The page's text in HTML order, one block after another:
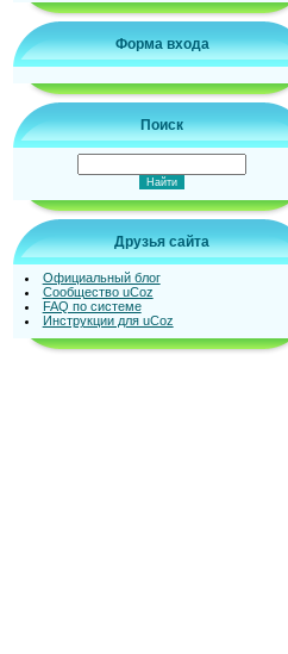
Форма входа
Поиск
Друзья сайта
Официальный блог
Сообщество uCoz
FAQ по системе
Инструкции для uCoz